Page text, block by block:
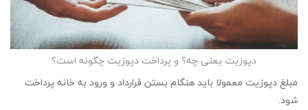
دپوزیت یعنی چه؟ و پرداخت دپوزیت چگونه است؟
مبلغ دپوزیت معمولا باید هنگام بستن قرارداد و ورود به خانه پرداخت
شود.